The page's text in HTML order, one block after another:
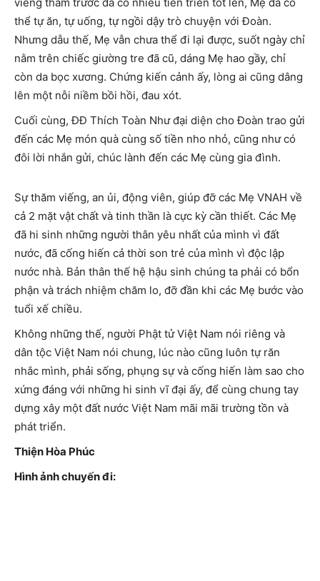
thể tự ăn, tự uống, tự ngồi dậy trò chuyện với Đoàn.
Nhưng dẫu thế, Mẹ vẫn chưa thể đi lại được, suốt ngày chỉ
nằm trên chiếc giường tre đã cũ, dáng Mẹ hao gầy, chỉ
còn da bọc xương. Chứng kiến cảnh ấy, lòng ai cũng dâng
lên một nỗi niềm bồi hồi, đau xót.
Cuối cùng, ĐĐ Thích Toàn Như đại diện cho Đoàn trao gửi
đến các Mẹ món quà cùng số tiền nho nhỏ, cũng như có
đôi lời nhắn gửi, chúc lành đến các Mẹ cùng gia đình.
Sự thăm viếng, an ủi, động viên, giúp đỡ các Mẹ VNAH về
cả 2 mặt vật chất và tinh thần là cực kỳ cần thiết. Các Mẹ
đã hi sinh những người thân yêu nhất của mình vì đất
nước, đã cống hiến cả thời son trẻ của mình vì độc lập
nước nhà. Bản thân thế hệ hậu sinh chúng ta phải có bổn
phận và trách nhiệm chăm lo, đỡ đần khi các Mẹ bước vào
tuổi xế chiều.
Không những thế, người Phật tử Việt Nam nói riêng và
dân tộc Việt Nam nói chung, lúc nào cũng luôn tự răn
nhắc mình, phải sống, phụng sự và cống hiến làm sao cho
xứng đáng với những hi sinh vĩ đại ấy, để cùng chung tay
dựng xây một đất nước Việt Nam mãi mãi trường tồn và
phát triển.
Thiện Hòa Phúc
Hình ảnh chuyến đi: